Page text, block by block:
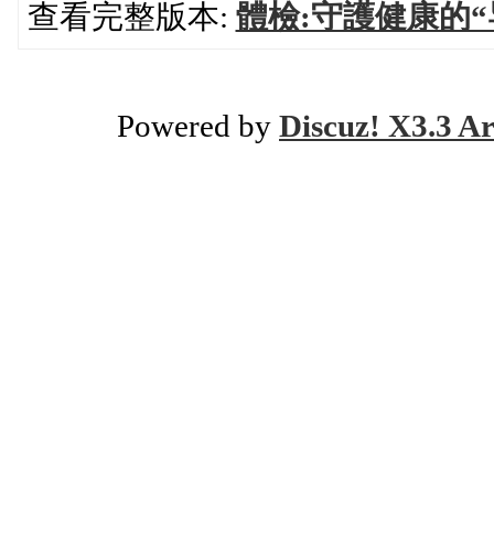
查看完整版本: 體檢:守護健康的
Powered by Discuz! X3.3